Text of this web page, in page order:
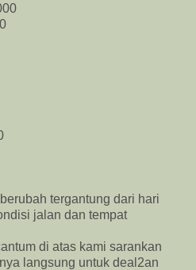
tergantung dari hari
jalan dan tempat
di atas kami sarankan
langsung untuk deal2an